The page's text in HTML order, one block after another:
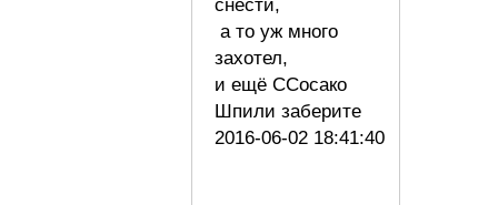
снести,
а то уж много
захотел,
и ещё ССосако
Шпили заберите
2016-06-02 18:41:40